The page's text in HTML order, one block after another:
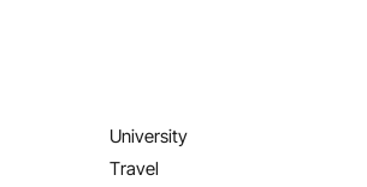
University
Travel